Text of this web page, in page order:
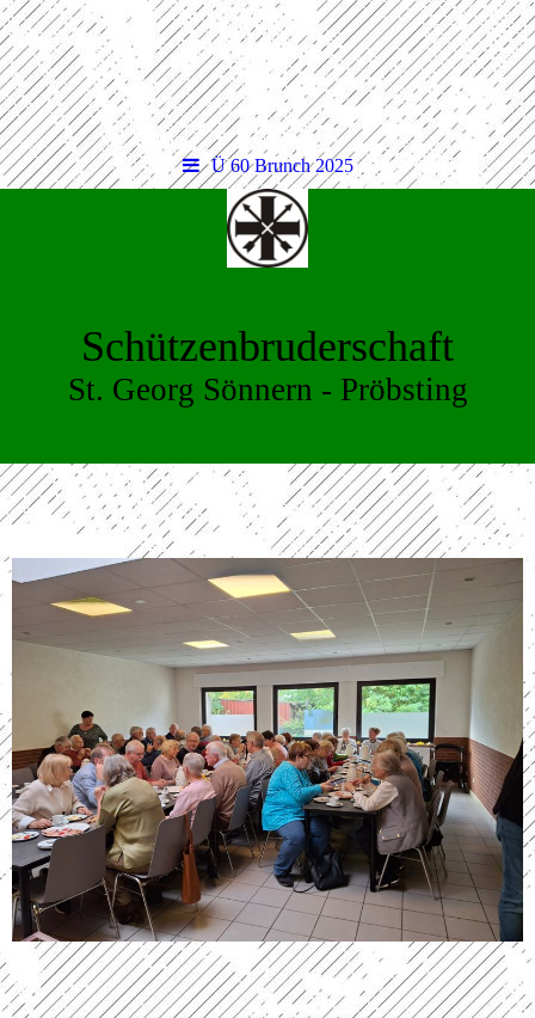
Ü 60 Brunch 2025
Schützenbruderschaft
St. Georg Sönnern - Pröbsting